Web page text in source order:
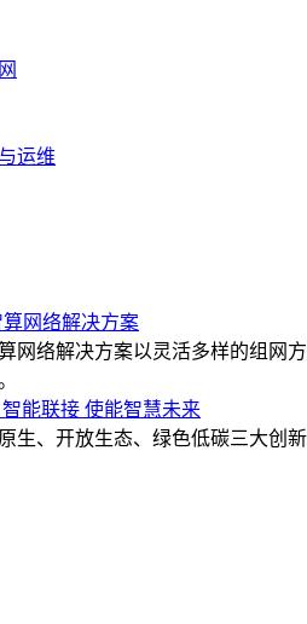
运维
算网络解决方案
网络解决方案以灵活多样的组网
智能联接 使能智慧未来
生、开放生态、绿色低碳三大创